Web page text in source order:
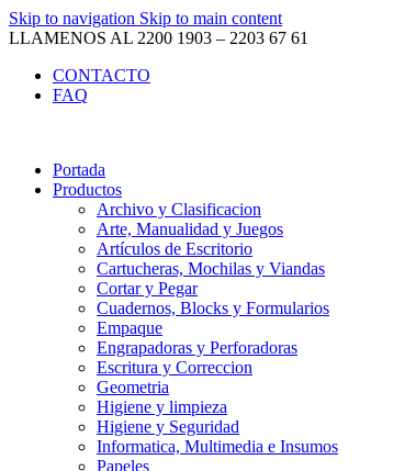
Skip to navigation Skip to main content
LLAMENOS AL 2200 1903 – 2203 67 61
CONTACTO
FAQ
Portada
Productos
Archivo y Clasificacion
Arte, Manualidad y Juegos
Artículos de Escritorio
Cartucheras, Mochilas y Viandas
Cortar y Pegar
Cuadernos, Blocks y Formularios
Empaque
Engrapadoras y Perforadoras
Escritura y Correccion
Geometria
Higiene y limpieza
Higiene y Seguridad
Informatica, Multimedia e Insumos
Papeles